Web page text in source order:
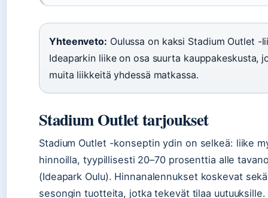
Yhteenveto: Oulussa on kaksi Stadium Outlet -
Ideaparkin liike on osa suurta kauppakeskusta,
muita liikkeitä yhdessä matkassa.
Stadium Outlet tarjoukset
Stadium Outlet -konseptin ydin on selkeä: liike
hinnoilla, tyypillisesti 20–70 prosenttia alle
(Ideapark Oulu). Hinnanalennukset koskevat
sesongin tuotteita, jotka tekevät tilaa uutuuksille.